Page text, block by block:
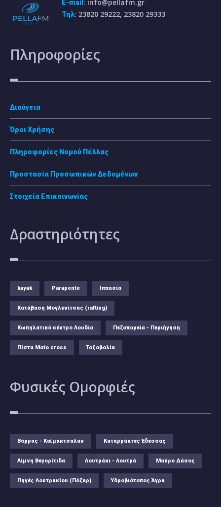
E-mail: info@pellafm.gr
Τηλ: 23820 29222, 23820 29333
Πληροφορίες
Διαύγεια
Όροι Χρήσης
Πληροφορίες Νομού Πέλλας
Προστασία Προσωπικών Δεδομένων
Στοιχεία Επικοινωνίας
Δραστηριότητες
kayak Parapente Ιππασία
Κατάβαση Μογλενίτσας (rafting)
Κωπηλατικό κέντρο Λουδία Πεζοπορεία - Περιήγηση
Πίστα Moto cross Τοξοβολία
Φυσικές Ομορφιές
Βόρρας - Καϊμάκτσαλαν Καταρράκτες Έδεσσας
Λίμνη Βεγορίτιδα Λουτράκι - Λουτρά Μαύρο Δάσος
Πηγές Λουτρακίου (Πόζαρ) Υδροβιότοπος Άγρα